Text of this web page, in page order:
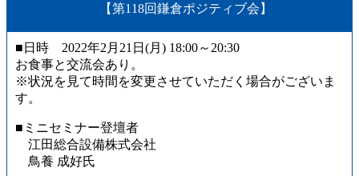
【第118回鎌倉ポジティブ会】
■日時 2022年2月21日(月) 18:00～20:30
お食事と交流会あり。
※状況を見て時間を変更させていただく場合がございま
す。
■ミニセミナー登壇者
江田総合設備株式会社
鳥養 成好氏